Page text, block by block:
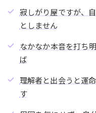
寂しがり屋ですが、
としません
なかなか本音を打ち
ば
理解者と出会うと運
す